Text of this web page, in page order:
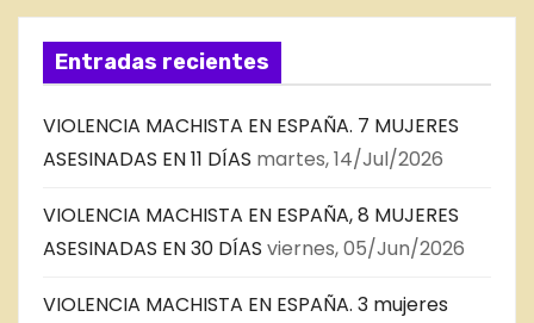
Entradas recientes
VIOLENCIA MACHISTA EN ESPAÑA. 7 MUJERES
ASESINADAS EN 11 DÍAS martes, 14/Jul/2026
VIOLENCIA MACHISTA EN ESPAÑA, 8 MUJERES
ASESINADAS EN 30 DÍAS viernes, 05/Jun/2026
VIOLENCIA MACHISTA EN ESPAÑA. 3 mujeres